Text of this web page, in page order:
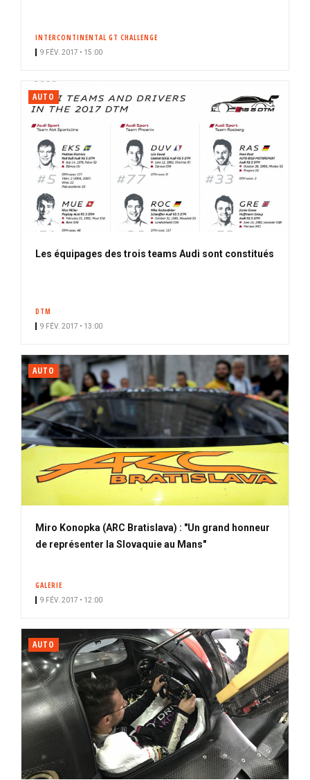
INTERCONTINENTAL GT CHALLENGE
9 FÉV. 2017 • 15:00
AUTO
Les équipages des trois teams Audi sont constitués
DTM
9 FÉV. 2017 • 13:00
AUTO
Miro Konopka (ARC Bratislava) : "Un grand honneur
de représenter la Slovaquie au Mans"
GALERIE
9 FÉV. 2017 • 12:00
AUTO